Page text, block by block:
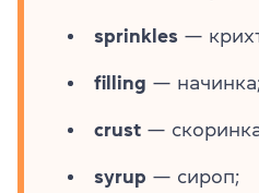
sprinkles —
filling —
crust —
syrup — сироп;